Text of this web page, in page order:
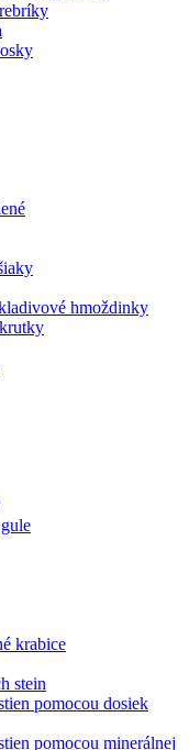
hmoždinky
krabice
stein
pomocou dosiek
pomocou minerálnej